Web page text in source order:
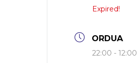
Expired!
ORDUA
22:00 - 12:00